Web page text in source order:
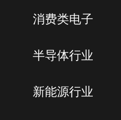
消费类电子
半导体行业
新能源行业